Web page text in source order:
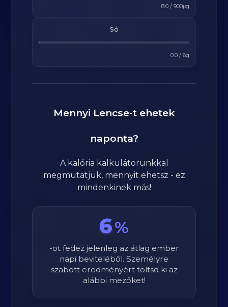
8.0/ 900μg
Só
0.0/ 6g
Mennyi Lencse-t ehetek
naponta?
A kalória kalkulátorunkkal
megmutatjuk, mennyit ehetsz - ez
mindenkinek más!
6%
-ot fedez jelenleg az átlag ember
napi beviteléből. Személyre
szabott eredményért töltsd ki az
alábbi mezőket!